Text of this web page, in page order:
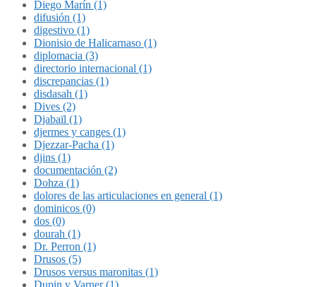
Diego Marín (1)
difusión (1)
digestivo (1)
Dionisio de Halicarnaso (1)
diplomacia (3)
directorio internacional (1)
discrepancias (1)
disdasah (1)
Dives (2)
Djabaïl (1)
djermes y canges (1)
Djezzar-Pacha (1)
djins (1)
documentación (2)
Dohza (1)
dolores de las articulaciones en general (1)
dominicos (0)
dos (0)
dourah (1)
Dr. Perron (1)
Drusos (5)
Drusos versus maronitas (1)
Dupin y Varner (1)